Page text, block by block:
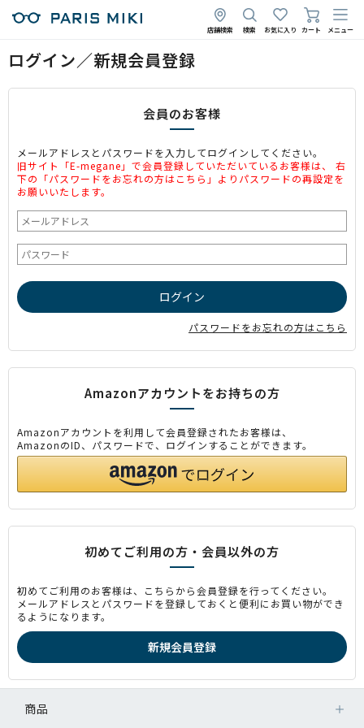
店舗検索 検索 お気に入り カート メニュー
ログイン／新規会員登録
会員のお客様
メールアドレスとパスワードを入力してログインしてください。
旧サイト「E-megane」で会員登録していただいているお客様は、 右
下の「パスワードをお忘れの方はこちら」よりパスワードの再設定を
お願いいたします。
パスワードをお忘れの方はこちら
Amazonアカウントをお持ちの方
Amazonアカウントを利用して会員登録されたお客様は、
AmazonのID、パスワードで、ログインすることができます。
初めてご利用の方・会員以外の方
初めてご利用のお客様は、こちらから会員登録を行ってください。
メールアドレスとパスワードを登録しておくと便利にお買い物ができ
るようになります。
商品